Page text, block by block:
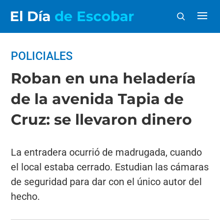
El Día de Escobar
POLICIALES
Roban en una heladería
de la avenida Tapia de
Cruz: se llevaron dinero
La entradera ocurrió de madrugada, cuando
el local estaba cerrado. Estudian las cámaras
de seguridad para dar con el único autor del
hecho.